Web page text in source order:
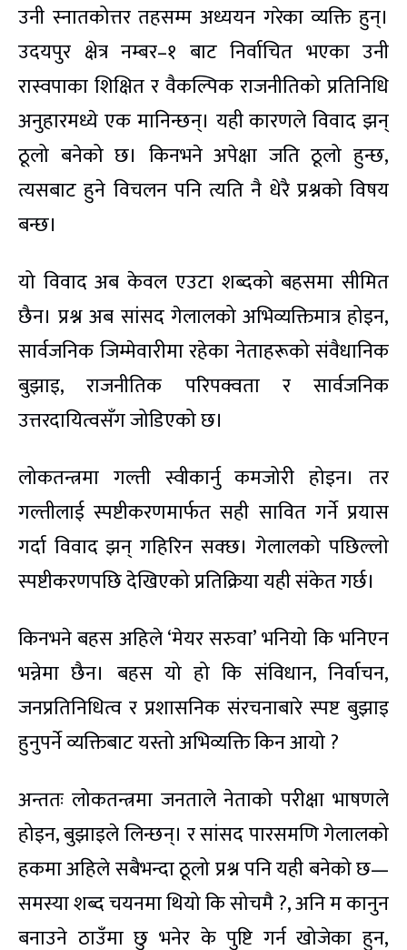
उनी स्नातकोत्तर तहसम्म अध्ययन गरेका व्यक्ति हुन्।
उदयपुर क्षेत्र नम्बर–१ बाट निर्वाचित भएका उनी
रास्वपाका शिक्षित र वैकल्पिक राजनीतिको प्रतिनिधि
अनुहारमध्ये एक मानिन्छन्। यही कारणले विवाद झन्
ठूलो बनेको छ। किनभने अपेक्षा जति ठूलो हुन्छ,
त्यसबाट हुने विचलन पनि त्यति नै धेरै प्रश्नको विषय
बन्छ।
यो विवाद अब केवल एउटा शब्दको बहसमा सीमित
छैन। प्रश्न अब सांसद गेलालको अभिव्यक्तिमात्र होइन,
सार्वजनिक जिम्मेवारीमा रहेका नेताहरूको संवैधानिक
बुझाइ, राजनीतिक परिपक्वता र सार्वजनिक
उत्तरदायित्वसँग जोडिएको छ।
लोकतन्त्रमा गल्ती स्वीकार्नु कमजोरी होइन। तर
गल्तीलाई स्पष्टीकरणमार्फत सही सावित गर्ने प्रयास
गर्दा विवाद झन् गहिरिन सक्छ। गेलालको पछिल्लो
स्पष्टीकरणपछि देखिएको प्रतिक्रिया यही संकेत गर्छ।
किनभने बहस अहिले ‘मेयर सरुवा’ भनियो कि भनिएन
भन्नेमा छैन। बहस यो हो कि संविधान, निर्वाचन,
जनप्रतिनिधित्व र प्रशासनिक संरचनाबारे स्पष्ट बुझाइ
हुनुपर्ने व्यक्तिबाट यस्तो अभिव्यक्ति किन आयो ?
अन्ततः लोकतन्त्रमा जनताले नेताको परीक्षा भाषणले
होइन, बुझाइले लिन्छन्। र सांसद पारसमणि गेलालको
हकमा अहिले सबैभन्दा ठूलो प्रश्न पनि यही बनेको छ—
समस्या शब्द चयनमा थियो कि सोचमै ?, अनि म कानुन
बनाउने ठाउँमा छु भनेर के पुष्टि गर्न खोजेका हुन,